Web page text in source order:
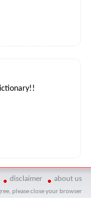
disclaimer about us
please close your browser